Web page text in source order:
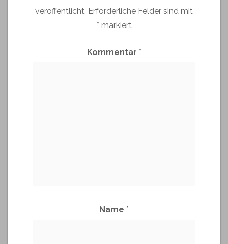
veröffentlicht. Erforderliche Felder sind mit
* markiert
Kommentar *
Name *